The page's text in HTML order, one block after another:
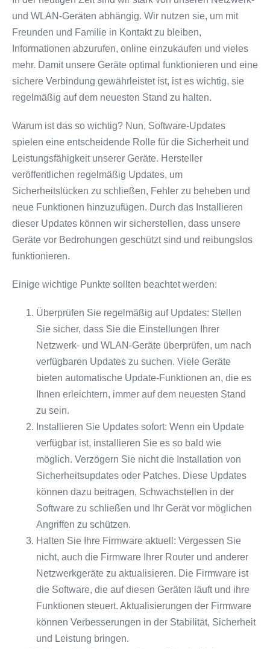
und WLAN-Geräten abhängig. Wir nutzen sie, um mit
Freunden und Familie in Kontakt zu bleiben,
Informationen abzurufen, online einzukaufen und vieles
mehr. Damit unsere Geräte optimal funktionieren und eine
sichere Verbindung gewährleistet ist, ist es wichtig, sie
regelmäßig auf dem neuesten Stand zu halten.
Warum ist das so wichtig? Nun, Software-Updates
spielen eine entscheidende Rolle für die Sicherheit und
Leistungsfähigkeit unserer Geräte. Hersteller
veröffentlichen regelmäßig Updates, um
Sicherheitslücken zu schließen, Fehler zu beheben und
neue Funktionen hinzuzufügen. Durch das Installieren
dieser Updates können wir sicherstellen, dass unsere
Geräte vor Bedrohungen geschützt sind und reibungslos
funktionieren.
Einige wichtige Punkte sollten beachtet werden:
Überprüfen Sie regelmäßig auf Updates: Stellen
Sie sicher, dass Sie die Einstellungen Ihrer
Netzwerk- und WLAN-Geräte überprüfen, um nach
verfügbaren Updates zu suchen. Viele Geräte
bieten automatische Update-Funktionen an, die es
Ihnen erleichtern, immer auf dem neuesten Stand
zu sein.
Installieren Sie Updates sofort: Wenn ein Update
verfügbar ist, installieren Sie es so bald wie
möglich. Verzögern Sie nicht die Installation von
Sicherheitsupdates oder Patches. Diese Updates
können dazu beitragen, Schwachstellen in der
Software zu schließen und Ihr Gerät vor möglichen
Angriffen zu schützen.
Halten Sie Ihre Firmware aktuell: Vergessen Sie
nicht, auch die Firmware Ihrer Router und anderer
Netzwerkgeräte zu aktualisieren. Die Firmware ist
die Software, die auf diesen Geräten läuft und ihre
Funktionen steuert. Aktualisierungen der Firmware
können Verbesserungen in der Stabilität, Sicherheit
und Leistung bringen.